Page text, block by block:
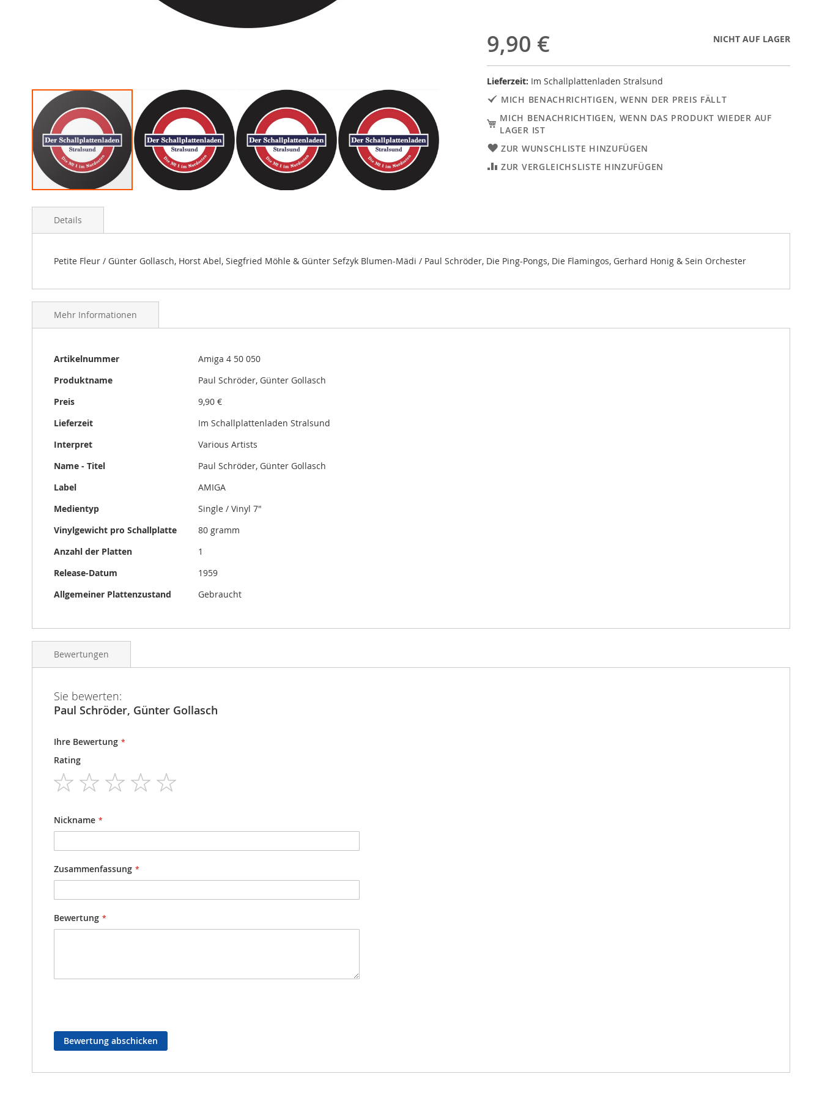
to
beginning
9,90 € NICHT AUF LAGER
Lieferzeit: Im Schallplattenladen Stralsund
MICH BENACHRICHTIGEN, WENN DER PREIS FÄLLT
MICH BENACHRICHTIGEN, WENN DAS PRODUKT WIEDER AUF
LAGER IST
ZUR WUNSCHLISTE HINZUFÜGEN
ZUR VERGLEICHSLISTE HINZUFÜGEN
Details
Petite Fleur / Günter Gollasch, Horst Abel, Siegfried Möhle & Günter Sefzyk Blumen-Mädi / Paul Schröder, Die Ping-Pongs, Die Flamingos, Gerhard Honig & Sein Orchester
Mehr Informationen
Mehr
Artikelnummer
Amiga 4 50 050
Produktname
Paul Schröder, Günter Gollasch
Preis
9,90 €
Lieferzeit
Im Schallplattenladen Stralsund
Interpret
Various Artists
Name - Titel
Paul Schröder, Günter Gollasch
Label
AMIGA
Medientyp
Single / Vinyl 7"
Vinylgewicht pro Schallplatte
80 gramm
Anzahl der Platten
1
Release-Datum
1959
Allgemeiner Plattenzustand
Gebraucht
Bewertungen
Sie bewerten:
Paul Schröder, Günter Gollasch
Ihre Bewertung
Rating
1
star
2
stars
3
stars
4
stars
Nickname
Zusammenfassung
Bewertung
Bewertung abschicken